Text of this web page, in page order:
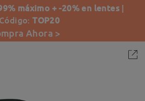
máximo + -20% en lentes |
Código:TOP20
Ahora >